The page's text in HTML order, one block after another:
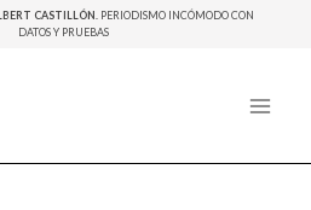
CASTILLÓN. PERIODISMO INCÓMODO CON
DATOS Y PRUEBAS